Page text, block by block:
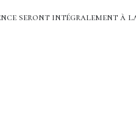
seront intégralement à